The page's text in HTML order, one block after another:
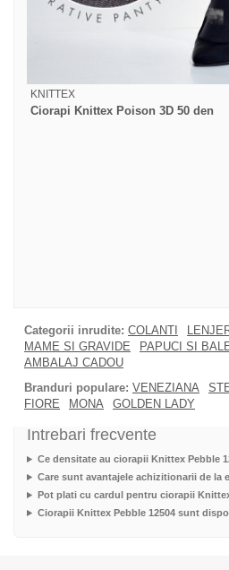
KNITTEX
Ciorapi Knittex Poison 3D 50 den
Categorii inrudite: COLANTI
MAME SI GRAVIDE
PAPUCI SI
AMBALAJ CADOU
Branduri populare: VENEZIANA
FIORE
MONA GOLDEN LADY
Intrebari frecvente
Ce densitate au ciorapii Knittex Pebble
Care sunt avantajele achizitionarii de la
Pot plati cu cardul pentru ciorapii
Ciorapii Knittex Pebble 12504 sunt